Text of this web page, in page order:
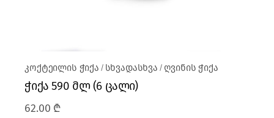
კოქტეილის ჭიქა სხვადასხვა ღვინის ჭიქა
ჭიქა 590 მლ (6 ცალი)
62.00 ₾